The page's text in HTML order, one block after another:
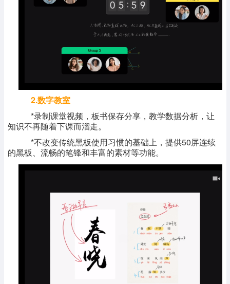
2.数字教室
*录制课堂视频，板书保存分享，教学数据分析，让
知识不再随着下课而溜走。
*不改变传统黑板使用习惯的基础上，提供50屏连续
的黑板、流畅的笔锋和丰富的素材等功能。